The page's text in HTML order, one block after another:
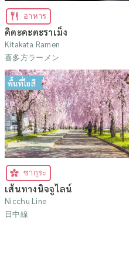
อาหาร
คิตะคะตะราเม็ง
Kitakata Ramen
喜多方ラーメン
พื้นที่ไอสึ
ซากุระ
เส้นทางนิจจูไลน์
Nicchu Line
日中線